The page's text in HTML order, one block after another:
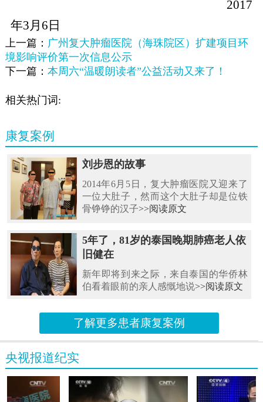
2017
年3月6日
上一篇： 广州复大肿瘤医院（海珠院区）扩建项目环
境影响评价第一次信息公示
下一篇： 本周六“温暖朗读者”公益活动又来了！
相关热门词:
康复案例
刘步恩的故事
2014年6月5日，复大肿瘤医院又迎来了
一位大肚子，然而这个大肚子却是位铁
骨铮铮的汉子>>阅读原文
5年了，81岁的泰国晚期肺癌老人依
旧健在
新年即将到来之际，来自泰国的华侨林
伯看着眼前的亲人感慨地说>>阅读原文
了解更多患者康复案例
央视报道纪实